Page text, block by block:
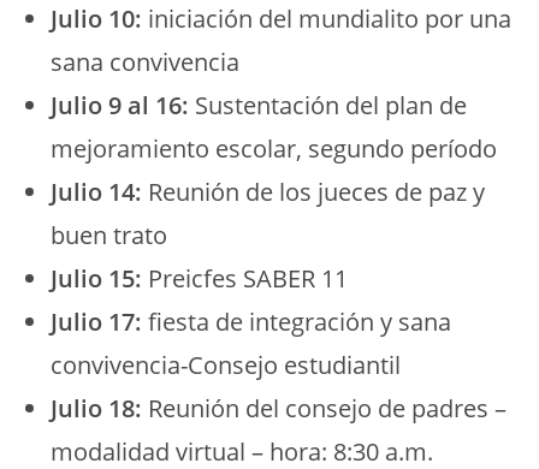
Julio 10: iniciación del mundialito por una
sana convivencia
Julio 9 al 16: Sustentación del plan de
mejoramiento escolar, segundo período
Julio 14: Reunión de los jueces de paz y
buen trato
Julio 15: Preicfes SABER 11
Julio 17: fiesta de integración y sana
convivencia-Consejo estudiantil
Julio 18: Reunión del consejo de padres –
modalidad virtual – hora: 8:30 a.m.